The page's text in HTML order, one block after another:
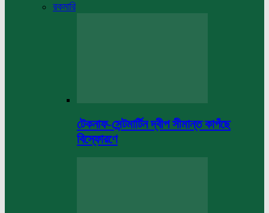
রকমারি
টেকনাফ-সেন্টমার্টিন দ্বীপ সীমান্ত কাপঁছে
বিস্ফোরণে